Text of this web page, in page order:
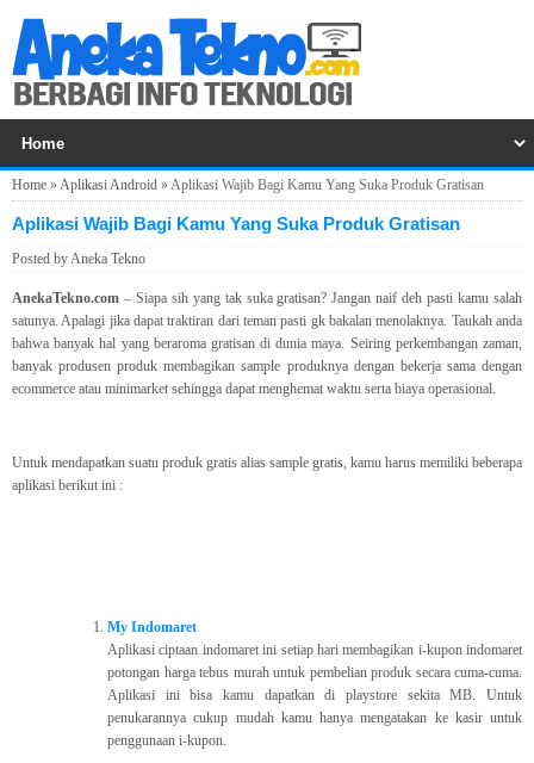
Home »Aplikasi Android »Aplikasi Wajib Bagi Kamu Yang Suka Produk Gratisan
Aplikasi Wajib Bagi Kamu Yang Suka Produk Gratisan
Posted byAneka Tekno
AnekaTekno.com – Siapa sih yang tak suka gratisan? Jangan naif deh pasti kamu salah
satunya. Apalagi jika dapat traktiran dari teman pasti gk bakalan menolaknya. Taukah anda
bahwa banyak hal yang beraroma gratisan di dunia maya. Seiring perkembangan zaman,
banyak produsen produk membagikan sample produknya dengan bekerja sama dengan
ecommerce atau minimarket sehingga dapat menghemat waktu serta biaya operasional.
Untuk mendapatkan suatu produk gratis alias sample gratis, kamu harus memiliki beberapa
aplikasi berikut ini :
My Indomaret
Aplikasi ciptaan indomaret ini setiap hari membagikan i-kupon indomaret
potongan harga tebus murah untuk pembelian produk secara cuma-cuma.
Aplikasi ini bisa kamu dapatkan di playstore sekita MB. Untuk
penukarannya cukup mudah kamu hanya mengatakan ke kasir untuk
penggunaan i-kupon.